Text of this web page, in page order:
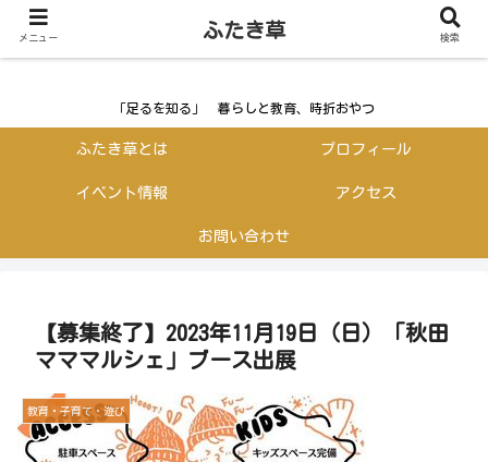
ふたき草
「足るを知る」 暮らしと教育、時折おやつ
ふたき草とは プロフィール
イベント情報 アクセス
お問い合わせ
【募集終了】2023年11月19日（日）「秋田
マママルシェ」ブース出展
教育・子育て・遊び
メニュー ふたき草 検索